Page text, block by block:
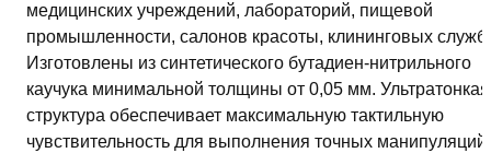
медицинских учреждений, лабораторий, пищевой
промышленности, салонов красоты, клининговых служб.
Изготовлены из синтетического бутадиен-нитрильного
каучука минимальной толщины от 0,05 мм. Ультратонкая
структура обеспечивает максимальную тактильную
чувствительность для выполнения точных манипуляций